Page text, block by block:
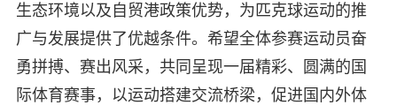
生态环境以及自贸港政策优势，为匹克球运动的推
广与发展提供了优越条件。希望全体参赛运动员奋
勇拼搏、赛出风采，共同呈现一届精彩、圆满的国
际体育赛事，以运动搭建交流桥梁，促进国内外体